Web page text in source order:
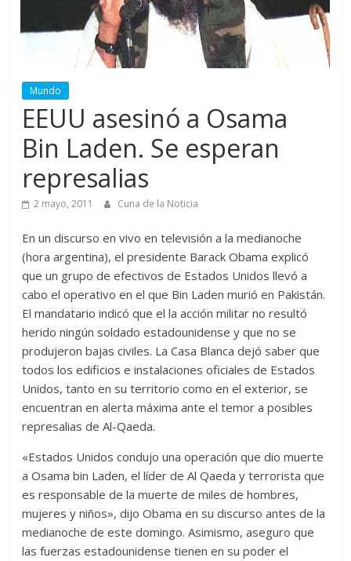
Mundo
EEUU asesinó a Osama
Bin Laden. Se esperan
represalias
2 mayo, 2011 Cuna de la Noticia
En un discurso en vivo en televisión a la medianoche
(hora argentina), el presidente Barack Obama explicó
que un grupo de efectivos de Estados Unidos llevó a
cabo el operativo en el que Bin Laden murió en Pakistán.
El mandatario indicó que el la acción militar no resultó
herido ningún soldado estadounidense y que no se
produjeron bajas civiles. La Casa Blanca dejó saber que
todos los edificios e instalaciones oficiales de Estados
Unidos, tanto en su territorio como en el exterior, se
encuentran en alerta máxima ante el temor a posibles
represalias de Al-Qaeda.
«Estados Unidos condujo una operación que dio muerte
a Osama bin Laden, el líder de Al Qaeda y terrorista que
es responsable de la muerte de miles de hombres,
mujeres y niños», dijo Obama en su discurso antes de la
medianoche de este domingo. Asimismo, aseguro que
las fuerzas estadounidense tienen en su poder el